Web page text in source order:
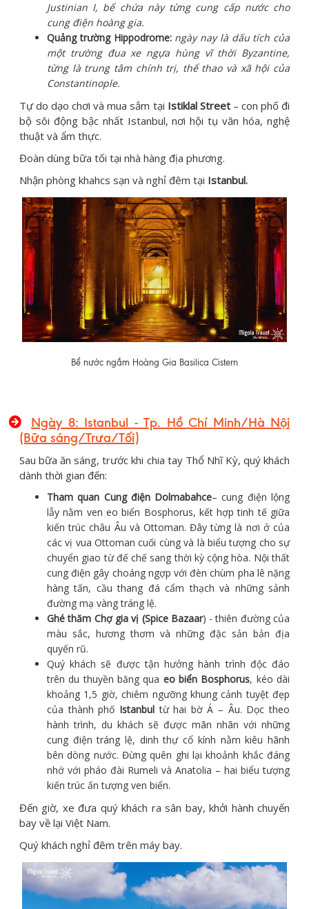
Justinian I, bể chứa này từng cung cấp nước cho
cung điện hoàng gia.
Quảng trường Hippodrome: ngày nay là dấu tích của
một trường đua xe ngựa hùng vĩ thời Byzantine,
từng là trung tâm chính trị, thể thao và xã hội của
Constantinople.
Tự do dạo chơi và mua sắm tại Istiklal Street– con phố đi
bộ sôi động bậc nhất Istanbul, nơi hội tụ văn hóa, nghệ
thuật và ẩm thực.
Đoàn dùng bữa tối tại nhà hàng địa phương.
Nhận phòng khahcs sạn và nghỉ đêm tại Istanbul.
Bể nước ngầm Hoàng Gia Basilica Cistern
Ngày 8: Istanbul - Tp. Hồ Chí Minh/Hà Nội
(Bữa sáng/Trưa/Tối)
Sau bữa ăn sáng, trước khi chia tay Thổ Nhĩ Kỳ, quý khách
dành thời gian đến:
Tham quan Cung điện Dolmabahce– cung điện lộng
lẫy nằm ven eo biển Bosphorus, kết hợp tinh tế giữa
kiến trúc châu Âu và Ottoman. Đây từng là nơi ở của
các vị vua Ottoman cuối cùng và là biểu tượng cho sự
chuyển giao từ đế chế sang thời kỳ cộng hòa. Nội thất
cung điện gây choáng ngợp với đèn chùm pha lê nặng
hàng tấn, cầu thang đá cẩm thạch và những sảnh
đường mạ vàng tráng lệ.
Ghé thăm Chợ gia vị (Spice Bazaar) - thiên đường của
màu sắc, hương thơm và những đặc sản bản địa
quyến rũ.
Quý khách sẽ được tận hưởng hành trình độc đáo
trên du thuyền băng qua eo biển Bosphorus, kéo dài
khoảng 1,5 giờ, chiêm ngưỡng khung cảnh tuyệt đẹp
của thành phố Istanbultừ hai bờ Á – Âu. Dọc theo
hành trình, du khách sẽ được mãn nhãn với những
cung điện tráng lệ, dinh thự cổ kính nằm kiêu hãnh
bên dòng nước. Đừng quên ghi lại khoảnh khắc đáng
nhớ với pháo đài Rumeli và Anatolia – hai biểu tượng
kiến trúc ấn tượng ven biển.
Đến giờ, xe đưa quý khách ra sân bay, khởi hành chuyến
bay về lại Việt Nam.
Quý khách nghỉ đêm trên máy bay.